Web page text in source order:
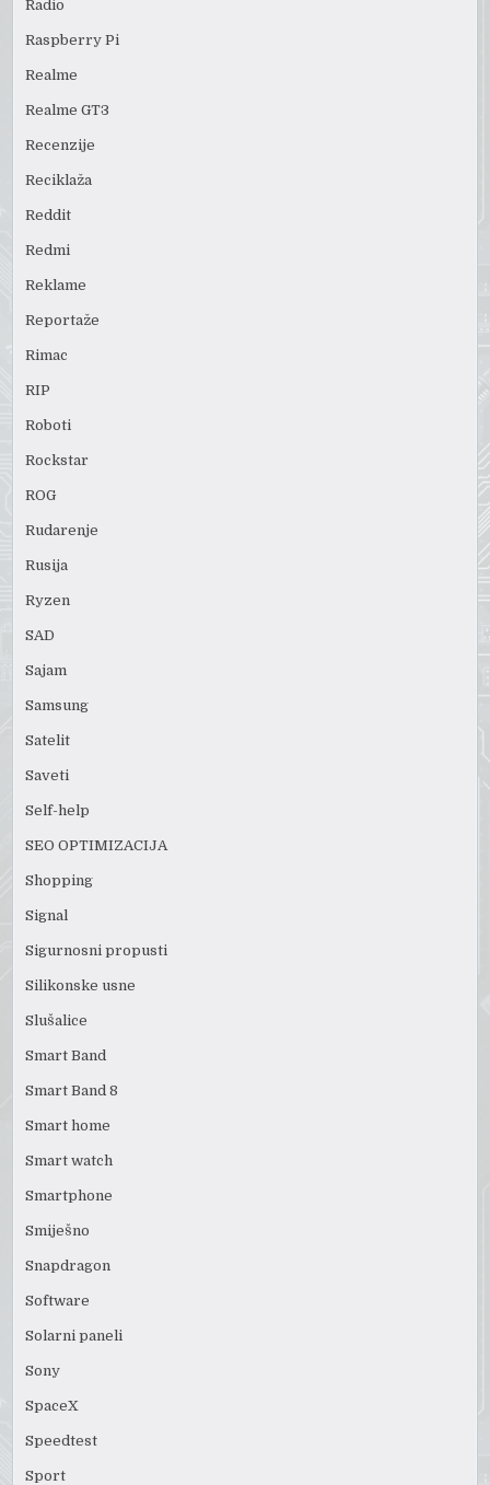
Radio
Raspberry Pi
Realme
Realme GT3
Recenzije
Reciklaža
Reddit
Redmi
Reklame
Reportaže
Rimac
RIP
Roboti
Rockstar
ROG
Rudarenje
Rusija
Ryzen
SAD
Sajam
Samsung
Satelit
Saveti
Self-help
SEO OPTIMIZACIJA
Shopping
Signal
Sigurnosni propusti
Silikonske usne
Slušalice
Smart Band
Smart Band 8
Smart home
Smart watch
Smartphone
Smiješno
Snapdragon
Software
Solarni paneli
Sony
SpaceX
Speedtest
Sport